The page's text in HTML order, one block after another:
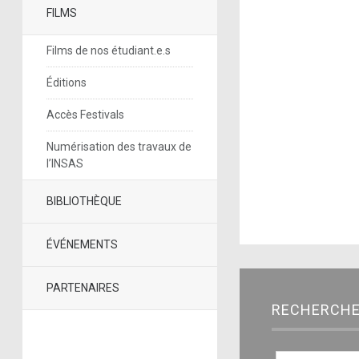
FILMS
Films de nos étudiant.e.s
Éditions
Accès Festivals
Numérisation des travaux de
l’INSAS
BIBLIOTHÈQUE
ÉVÉNEMENTS
PARTENAIRES